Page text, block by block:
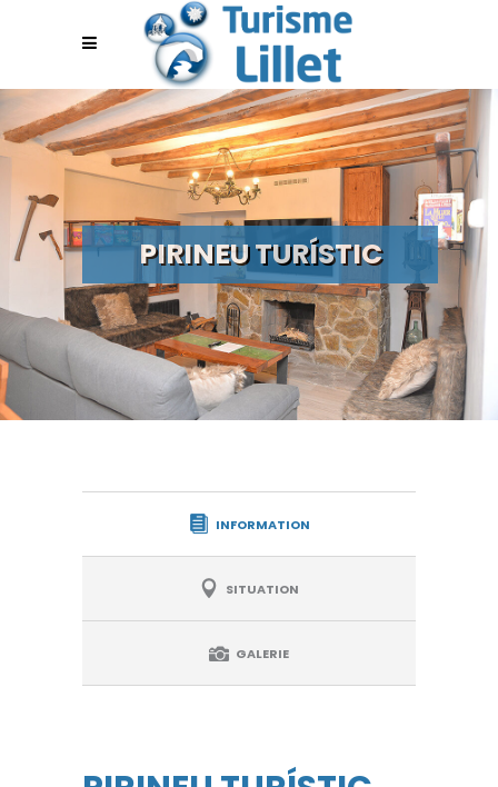
PIRINEU TURÍSTIC
INFORMATION
SITUATION
GALERIE